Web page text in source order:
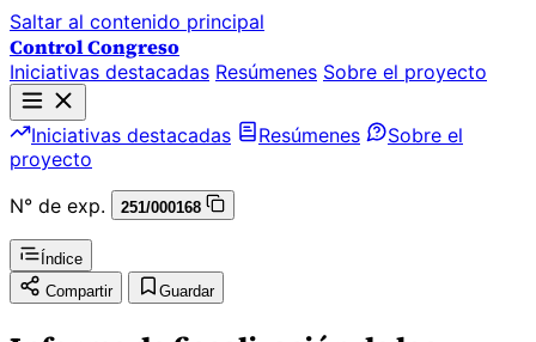
Saltar al contenido principal
Control Congreso
Iniciativas destacadas Resúmenes Sobre el proyecto
Iniciativas destacadas Resúmenes
Sobre el
proyecto
N° de exp.
251/000168
Índice
Compartir
Guardar